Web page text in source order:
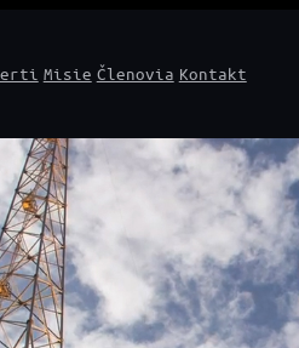
Misie Členovia Kontakt